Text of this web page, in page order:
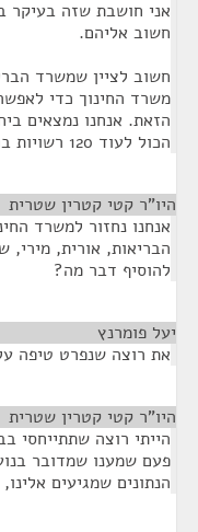
אני חושבת שזה בעיקר
חשוב אליהם.
חשוב לציין שמשרד
משרד החינוך כדי
הכול לעוד 120 רשויות בהטמעה של התהליכים השונים.
היו"ר קטי קטרין שטרית
אנחנו נחזור למשרד
הבריאות, אורית,
להוסיף דבר מה?
יעל פומרנץ
את רוצה שנפרט טיפה
היו"ר קטי קטרין שטרית
הייתי רוצה שתתייחסי
פעם שמענו שמדובר
הנתונים שמגיעים